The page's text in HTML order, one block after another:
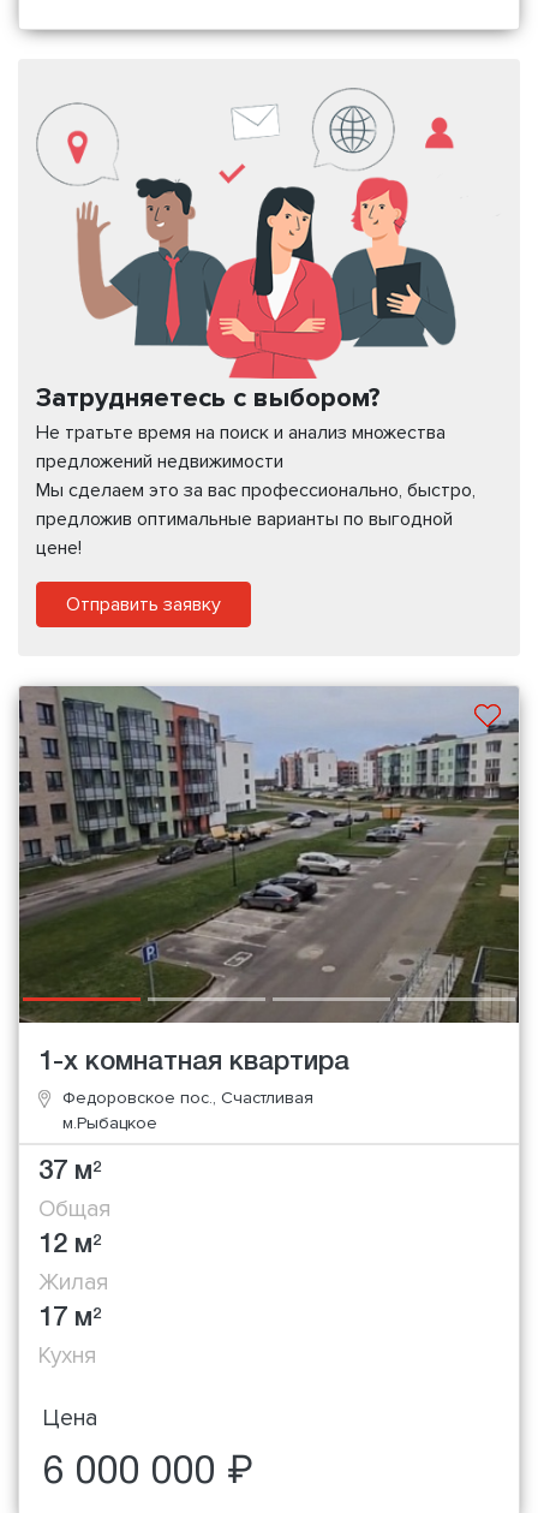
Затрудняетесь с выбором?
Не тратьте время на поиск и анализ множества
предложений недвижимости
Мы сделаем это за вас профессионально, быстро,
предложив оптимальные варианты по выгодной
цене!
Отправить заявку
1-х комнатная квартира
Федоровское пос., Счастливая
м.Рыбацкое
37 м2
Общая
12 м2
Жилая
17 м2
Кухня
Цена
6 000 000 ₽